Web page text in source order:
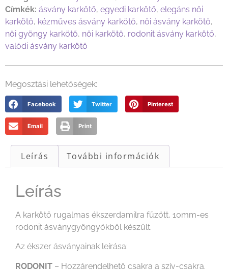
Címkék: ásvány karkötő, egyedi karkötő, elegáns női
karkötő, kézműves ásvány karkötő, női ásvány karkötő,
női gyöngy karkötő, női karkötő, rodonit ásvány karkötő,
valódi ásvány karkötő
Megosztási lehetőségek:
Facebook Twitter Pinterest
Email Print
Leírás További információk
Leírás
A karkötő rugalmas ékszerdamilra fűzött, 10mm-es
rodonit ásványgyöngyökből készült.
Az ékszer ásványainak leírása:
RODONIT – Hozzárendelhető csakra a szív-csakra.